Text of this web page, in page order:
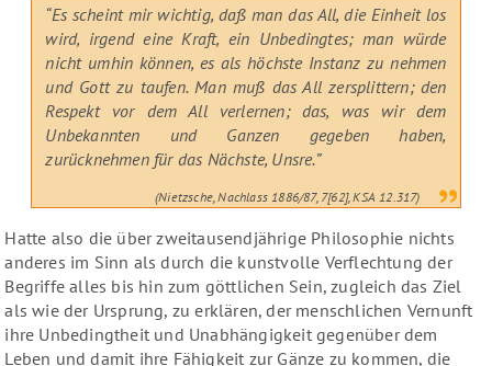
“Es scheint mir wichtig, daß man das All, die Einheit los
wird, irgend eine Kraft, ein Unbedingtes; man würde
nicht umhin können, es als höchste Instanz zu nehmen
und Gott zu taufen. Man muß das All zersplittern; den
Respekt vor dem All verlernen; das, was wir dem
Unbekannten und Ganzen gegeben haben,
zurücknehmen für das Nächste, Unsre.”
(Nietzsche, Nachlass 1886/87, 7[62], KSA 12.317)
Hatte also die über zweitausendjährige Philosophie nichts
anderes im Sinn als durch die kunstvolle Verflechtung der
Begriffe alles bis hin zum göttlichen Sein, zugleich das Ziel
als wie der Ursprung, zu erklären, der menschlichen Vernunft
ihre Unbedingtheit und Unabhängigkeit gegenüber dem
Leben und damit ihre Fähigkeit zur Gänze zu kommen, die